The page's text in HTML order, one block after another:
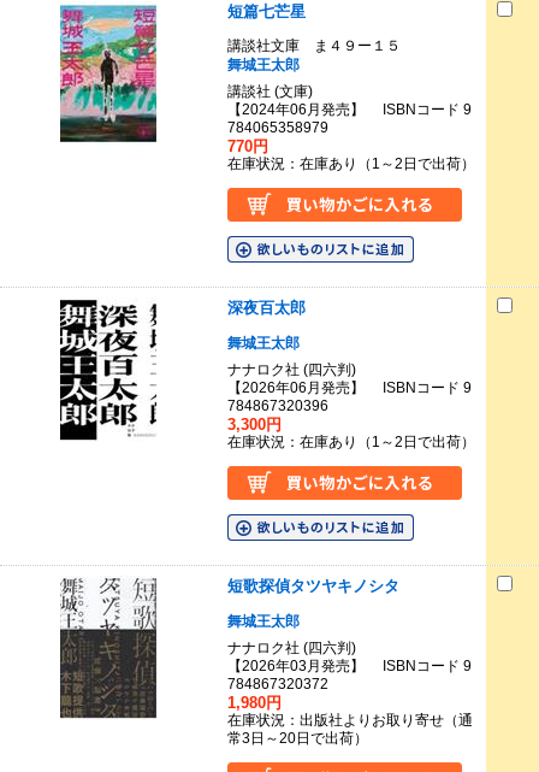
短篇七芒星
講談社文庫 ま４９ー１５
舞城王太郎
講談社 (文庫)
【2024年06月発売】 ISBNコード 9
784065358979
770円
在庫状況：在庫あり（1～2日で出荷）
深夜百太郎
舞城王太郎
ナナロク社 (四六判)
【2026年06月発売】 ISBNコード 9
784867320396
3,300円
在庫状況：在庫あり（1～2日で出荷）
短歌探偵タツヤキノシタ
舞城王太郎
ナナロク社 (四六判)
【2026年03月発売】 ISBNコード 9
784867320372
1,980円
在庫状況：出版社よりお取り寄せ（通
常3日～20日で出荷）